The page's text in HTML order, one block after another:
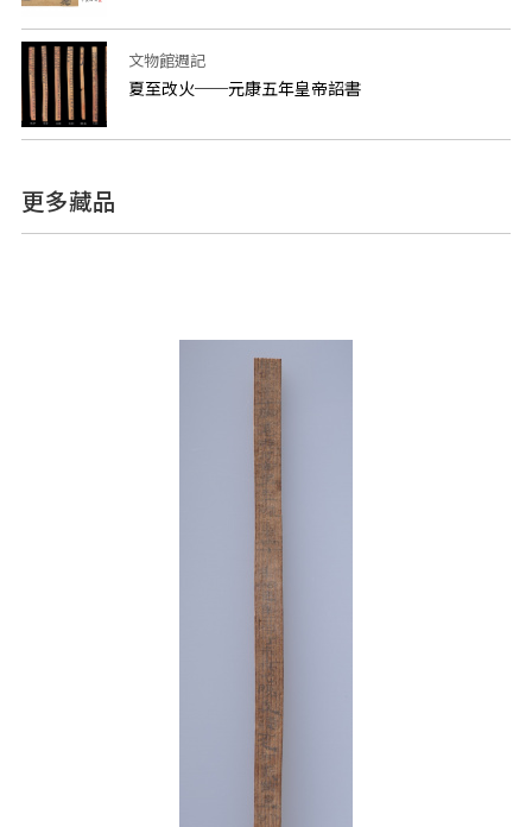
文物館週記
夏至改火──元康五年皇帝詔書
更多藏品